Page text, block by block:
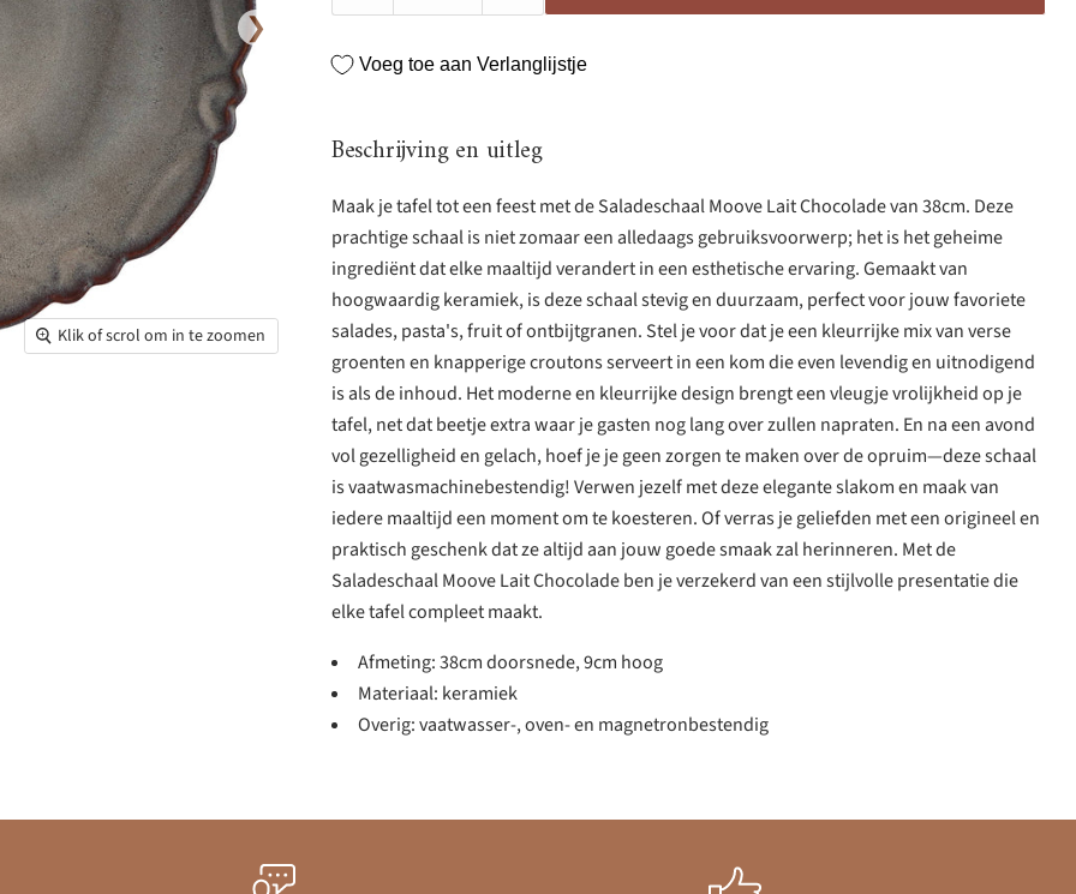
Klik of scrol om in te zoomen
❯
Voeg toe aan Verlanglijstje
Beschrijving en uitleg
Maak je tafel tot een feest met de Saladeschaal Moove Lait Chocolade van 38cm. Deze
prachtige schaal is niet zomaar een alledaags gebruiksvoorwerp; het is het geheime
ingrediënt dat elke maaltijd verandert in een esthetische ervaring. Gemaakt van
hoogwaardig keramiek, is deze schaal stevig en duurzaam, perfect voor jouw favoriete
salades, pasta's, fruit of ontbijtgranen. Stel je voor dat je een kleurrijke mix van verse
groenten en knapperige croutons serveert in een kom die even levendig en uitnodigend
is als de inhoud. Het moderne en kleurrijke design brengt een vleugje vrolijkheid op je
tafel, net dat beetje extra waar je gasten nog lang over zullen napraten. En na een avond
vol gezelligheid en gelach, hoef je je geen zorgen te maken over de opruim—deze schaal
is vaatwasmachinebestendig! Verwen jezelf met deze elegante slakom en maak van
iedere maaltijd een moment om te koesteren. Of verras je geliefden met een origineel en
praktisch geschenk dat ze altijd aan jouw goede smaak zal herinneren. Met de
Saladeschaal Moove Lait Chocolade ben je verzekerd van een stijlvolle presentatie die
elke tafel compleet maakt.
Afmeting: 38cm doorsnede, 9cm hoog
Materiaal: keramiek
Overig: vaatwasser-, oven- en magnetronbestendig